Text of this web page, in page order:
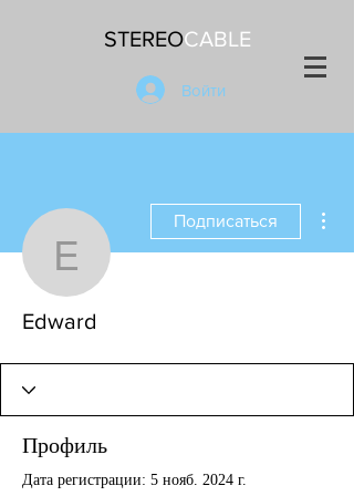
STEREOCABLE
Войти
Edward
Подписаться
Edward
Профиль
Дата регистрации: 5 нояб. 2024 г.